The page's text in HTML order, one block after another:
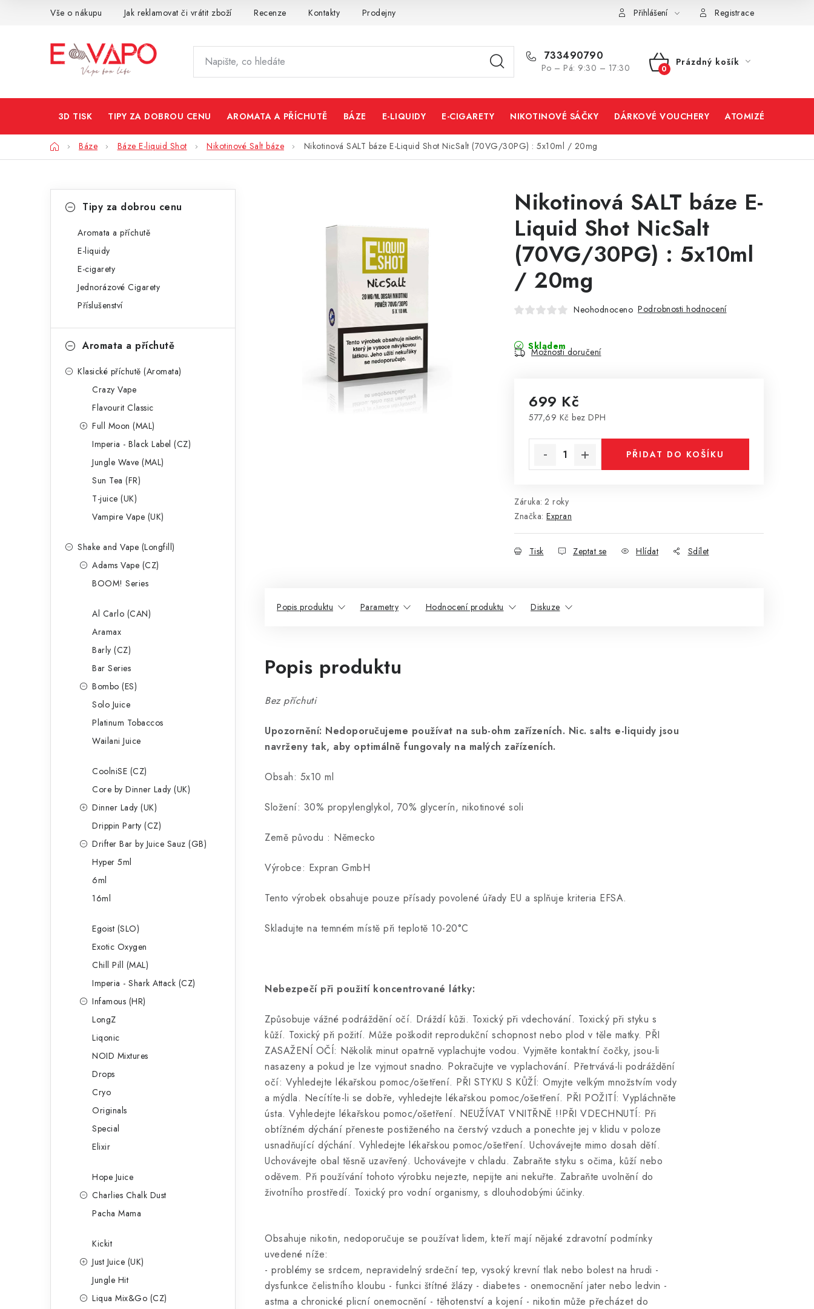
Vše o nákupu Jak reklamovat či vrátit zboží Recenze Kontakty Prodejny Přihlášení Registrace
733490790
Po – Pá: 9:30 – 17:30
NÁKUPNÍ
Prázdný košík
3D TISK TIPY ZA DOBROU CENU AROMATA A PŘÍCHUTĚ BÁZE E-LIQUIDY E-CIGARETY NIKOTINOVÉ SÁČKY DÁRKOVÉ VOUCHERY ATOMIZÉRY A
DomůBáze Báze E-liquid Shot Nikotinové Salt báze Nikotinová SALT báze E-Liquid Shot NicSalt (70VG/30PG) : 5x10ml / 20mg
n
kategorieTipy za dobrou cenu
Aromata a příchutě
E-liquidy
E-cigarety
Jednorázové Cigarety
Příslušenství
Aromata a příchutě
Klasické příchutě (Aromata)
Crazy Vape
Flavourit Classic
Full Moon (MAL)
Imperia - Black Label (CZ)
Jungle Wave (MAL)
Sun Tea (FR)
T-juice (UK)
Vampire Vape (UK)
Shake and Vape (Longfill)
Adams Vape (CZ)
BOOM! Series
Al Carlo (CAN)
Aramax
Barly (CZ)
Bar Series
Bombo (ES)
Solo Juice
Platinum Tobaccos
Wailani Juice
CoolniSE (CZ)
Core by Dinner Lady (UK)
Dinner Lady (UK)
Drippin Party (CZ)
Drifter Bar by Juice Sauz (GB)
Hyper 5ml
6ml
16ml
Egoist (SLO)
Exotic Oxygen
Chill Pill (MAL)
Imperia - Shark Attack (CZ)
Infamous (HR)
LongZ
Liqonic
NOID Mixtures
Drops
Cryo
Originals
Special
Elixir
Hope Juice
Charlies Chalk Dust
Pacha Mama
Kickit
Just Juice (UK)
Jungle Hit
Liqua Mix&Go (CZ)
Nikotinová SALT báze E-
Liquid Shot NicSalt
(70VG/30PG) : 5x10ml
/ 20mg
Neohodnoceno Podrobnosti hodnocení
Skladem
Možnosti doručení
699 Kč
577,69 Kč bez DPH
PŘIDAT DO KOŠÍKU
Záruka: 2 roky
Značka: Expran
Tisk Zeptat se Hlídat Sdílet
Popis produktu Parametry Hodnocení produktu Diskuze
Popis produktu
Bez příchuti
Upozornění: Nedoporučujeme používat na sub-ohm zařízeních. Nic. salts e-liquidy jsou
navrženy tak, aby optimálně fungovaly na malých zařízeních.
Obsah: 5x10 ml
Složení: 30% propylenglykol, 70% glycerín, nikotinové soli
Země původu : Německo
Výrobce: Expran GmbH
Tento výrobek obsahuje pouze přísady povolené úřady EU a splňuje kriteria EFSA.
Skladujte na temném místě při teplotě 10-20°C
Nebezpečí při použití koncentrované látky:
Způsobuje vážné podráždění očí. Dráždí kůži. Toxický při vdechování. Toxický při styku s
kůží. Toxický při požití. Může poškodit reprodukční schopnost nebo plod v těle matky. PŘI
ZASAŽENÍ OČÍ: Několik minut opatrně vyplachujte vodou. Vyjměte kontaktní čočky, jsou-li
nasazeny a pokud je lze vyjmout snadno. Pokračujte ve vyplachování. Přetrvává-li podráždění
očí: Vyhledejte lékařskou pomoc/ošetření. PŘI STYKU S KŮŽÍ: Omyjte velkým množstvím vody
a mýdla. Necítíte-li se dobře, vyhledejte lékařskou pomoc/ošetření. PŘI POŽITÍ: Vypláchněte
ústa. Vyhledejte lékařskou pomoc/ošetření. NEUŽÍVAT VNITŘNĚ !!PŘI VDECHNUTÍ: Při
obtížném dýchání přeneste postiženého na čerstvý vzduch a ponechte jej v klidu v poloze
usnadňující dýchání. Vyhledejte lékařskou pomoc/ošetření. Uchovávejte mimo dosah dětí.
Uchovávejte obal těsně uzavřený. Uchovávejte v chladu. Zabraňte styku s očima, kůží nebo
oděvem. Při používání tohoto výrobku nejezte, nepijte ani nekuřte. Zabraňte uvolnění do
životního prostředí. Toxický pro vodní organismy, s dlouhodobými účinky.
Obsahuje nikotin, nedoporučuje se používat lidem, kteří mají nějaké zdravotní podmínky
uvedené níže:
- problémy se srdcem, nepravidelný srdeční tep, vysoký krevní tlak nebo bolest na hrudi -
dysfunkce čelistního kloubu - funkci štítné žlázy - diabetes - onemocnění jater nebo ledvin -
astma a chronické plicní onemocnění - těhotenství a kojení - nikotin může přecházet do